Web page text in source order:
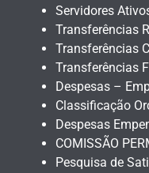
Servidores
Transferências
Transferências
Transferências
Despesas –
Classificação
Despesas
COMISSÃO
Pesquisa de